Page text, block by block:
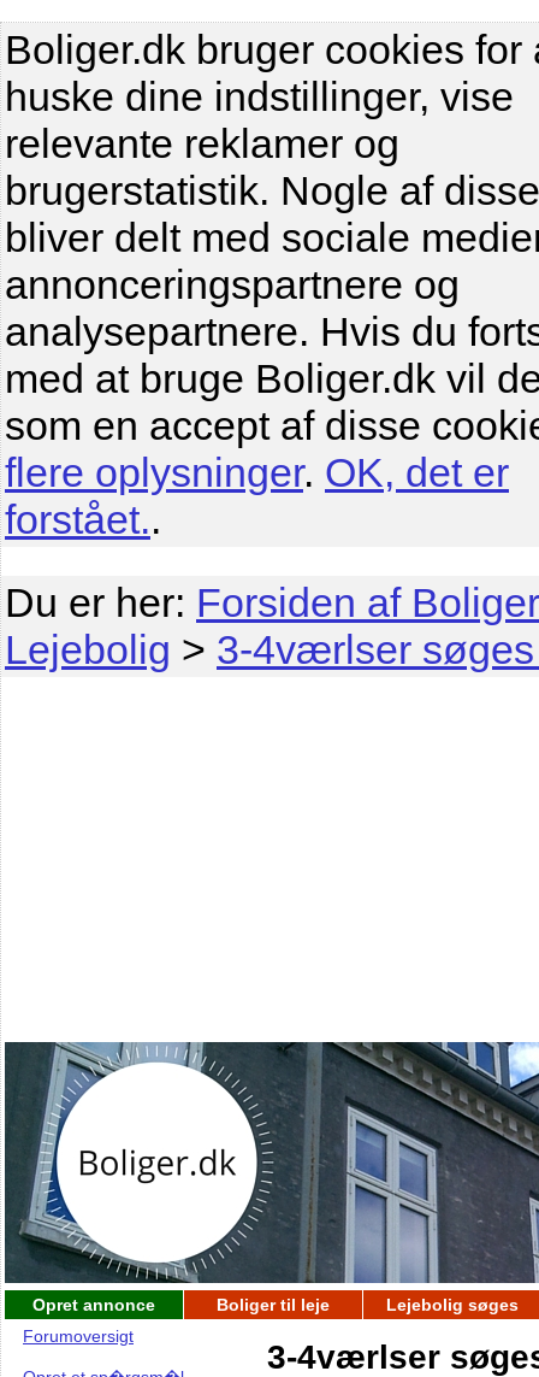
Boliger.dk bruger cookies for
huske dine indstillinger, vise
relevante reklamer og
brugerstatistik. Nogle af
bliver delt med sociale
annonceringspartnere og
analysepartnere. Hvis du
med at bruge Boliger.dk vil
som en accept af disse
flere oplysninger. OK, det er
forstået..
Du er her: Forsiden af
Lejebolig > 3-4værlser
Opret annonce Boliger til leje
Lejebolig søges
Forumoversigt
3-4værlser